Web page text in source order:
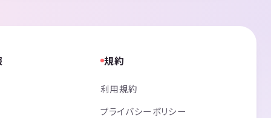
規約
利用規約
プライバシーポリシー